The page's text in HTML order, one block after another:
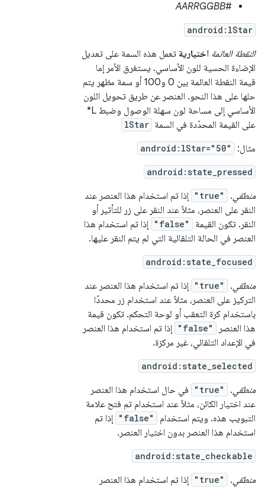
#
AARRGGBB
android:lStar
النقطة العائمة اختيارية تعمل هذه السمة على تعديل
الإضاءة الحسية للون الأساسي. يستغرق الأمر إما
قيمة النقطة العائمة بين 0 و100 أو سمة مظهر يتم
حلها على هذا النحو. العنصر عن طريق تحويل اللون
الأساسي إلى مساحة لون سهلة الوصول وضبط L*
على القيمة المحدّدة في السمة lStar
مثال: android:lStar="50"
android:state_pressed
منطقي.
"true"
إذا تم استخدام هذا العنصر عند
النقر على العنصر، مثلاً عند النقر على زر للتأثير أو
النقر. تكون القيمة
"false"
إذا تم استخدام هذا
العنصر في الحالة التلقائية التي لم يتم النقر عليها.
android:state_focused
منطقي.
"true"
إذا تم استخدام هذا العنصر عند
التركيز على العنصر، مثلاً عند استخدام زر محددًا
باستخدام كرة التعقب أو لوحة التحكم. تكون قيمة
هذا العنصر
"false"
إذا تم استخدام هذا العنصر
في الإعداد التلقائي، غير مركزة.
android:state_selected
منطقي.
"true"
في حال استخدام هذا العنصر
عند اختيار الكائن، مثلاً عند استخدام تم فتح علامة
التبويب هذه. ويتم استخدام
"false"
إذا تم
استخدام هذا العنصر بدون اختيار العنصر.
android:state_checkable
منطقي.
"true"
إذا تم استخدام هذا العنصر